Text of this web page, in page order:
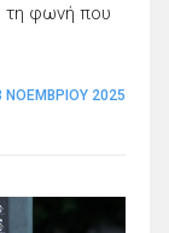
τη φωνή που
ΝΟΕΜΒΡΊΟΥ 2025